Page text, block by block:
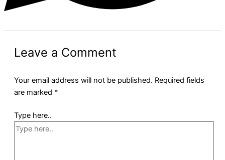
Leave a Comment
Your email address will not be published. Required fields
are marked *
Type here..